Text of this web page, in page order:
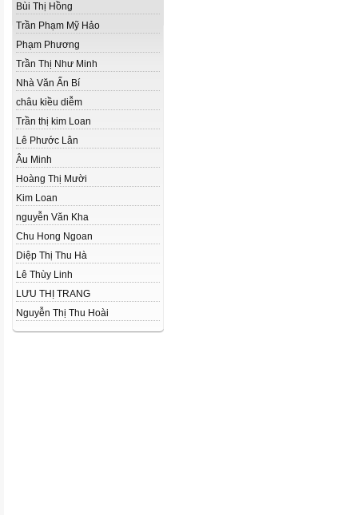
Bùi Thị Hồng
Trần Phạm Mỹ Hảo
Phạm Phương
Trần Thị Như Minh
Nhà Văn Ẩn Bí
châu kiều diễm
Trần thị kim Loan
Lê Phước Lân
Âu Minh
Hoàng Thị Mười
Kim Loan
nguyễn Văn Kha
Chu Hong Ngoan
Diệp Thị Thu Hà
Lê Thùy Linh
LƯU THỊ TRANG
Nguyễn Thị Thu Hoài